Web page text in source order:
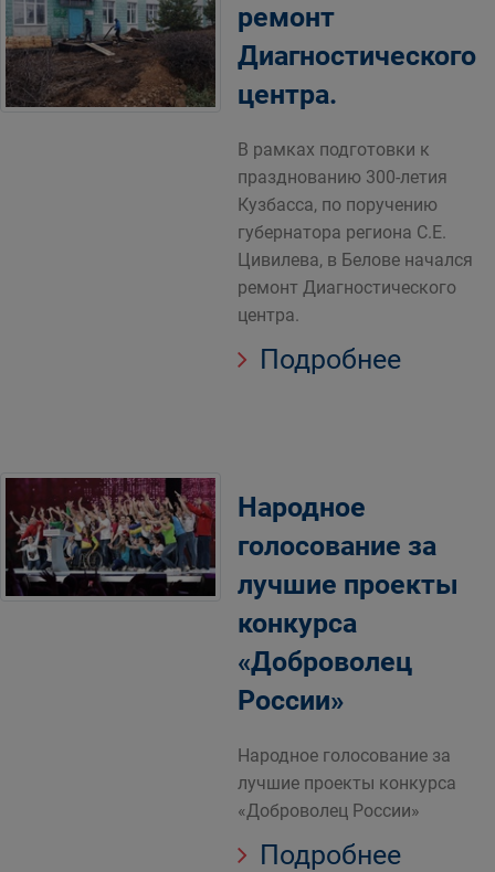
ремонт
Диагностического
центра.
В рамках подготовки к
празднованию 300-летия
Кузбасса, по поручению
губернатора региона С.Е.
Цивилева, в Белове начался
ремонт Диагностического
центра.
Подробнее
Народное
голосование за
лучшие проекты
конкурса
«Доброволец
России»
Народное голосование за
лучшие проекты конкурса
«Доброволец России»
Подробнее